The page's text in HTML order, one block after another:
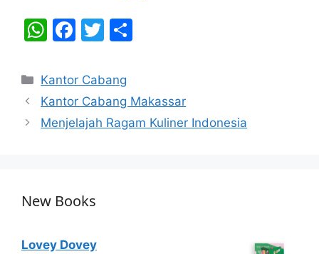
W
at
s
A
F
c
e
b
k
T
itt
er e
Categories
Kantor Cabang
Kantor Cabang Makassar
Menjelajah Ragam Kuliner Indonesia
New Books
Lovey Dovey